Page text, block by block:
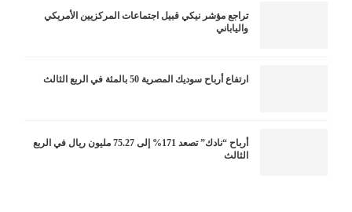
تراجع مؤشر نيكي قبيل اجتماعات المركزيين الأمريكي
والياباني
ارتفاع أرباح سوديك المصرية 50 بالمئة في الربع الثالث
أرباح “نادك” تصعد 171% إلى 75.27 مليون ريال في الربع
الثالث